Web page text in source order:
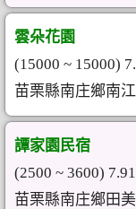
雲朵花園
(15000 ~ 15000)
苗栗縣南庄鄉南
譚家園民宿
(2500 ~ 3600)
苗栗縣南庄鄉田